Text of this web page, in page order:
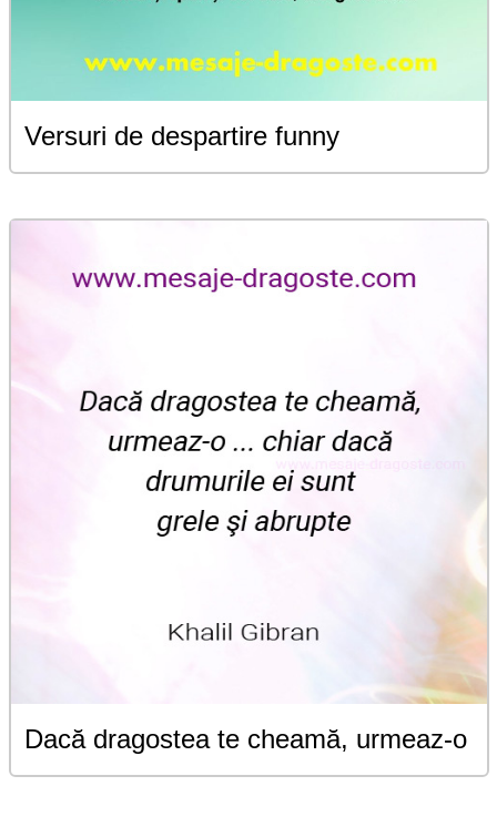
Versuri de despartire funny
Dacă dragostea te cheamă, urmeaz-o